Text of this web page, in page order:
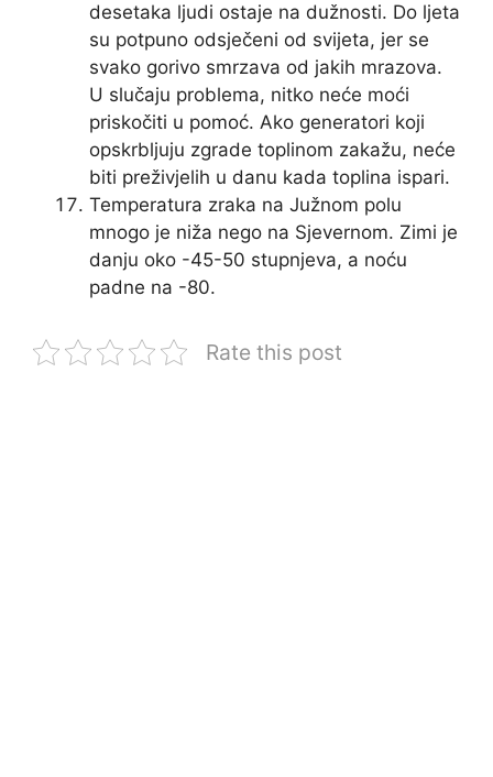
desetaka ljudi ostaje na dužnosti. Do ljeta
su potpuno odsječeni od svijeta, jer se
svako gorivo smrzava od jakih mrazova.
U slučaju problema, nitko neće moći
priskočiti u pomoć. Ako generatori koji
opskrbljuju zgrade toplinom zakažu, neće
biti preživjelih u danu kada toplina ispari.
Temperatura zraka na Južnom polu
mnogo je niža nego na Sjevernom. Zimi je
danju oko -45-50 stupnjeva, a noću
padne na -80.
Rate this post